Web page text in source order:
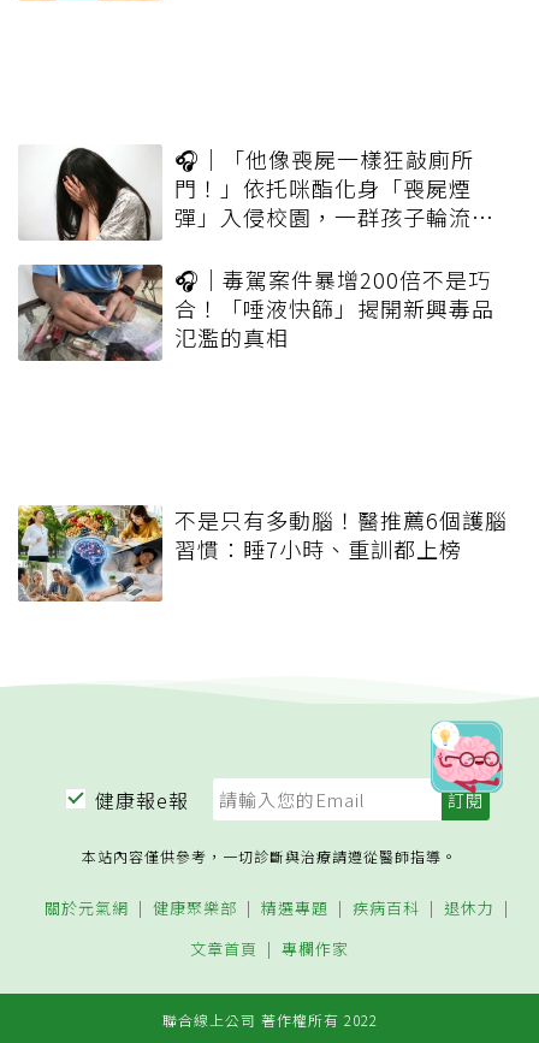
🎧｜「他像喪屍一樣狂敲廁所
門！」依托咪酯化身「喪屍煙
彈」入侵校園，一群孩子輪流吸
🎧｜毒駕案件暴增200倍不是巧
合！「唾液快篩」揭開新興毒品
氾濫的真相
不是只有多動腦！醫推薦6個護腦
習慣：睡7小時、重訓都上榜
健康報e報
本站內容僅供參考，一切診斷與治療請遵從醫師指導。
關於元氣網 健康聚樂部 精選專題 疾病百科
退休力
文章首頁
專欄作家
聯合線上公司 著作權所有 2022